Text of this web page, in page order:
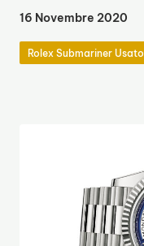
16 Novembre 2020
Rolex Submariner Usato